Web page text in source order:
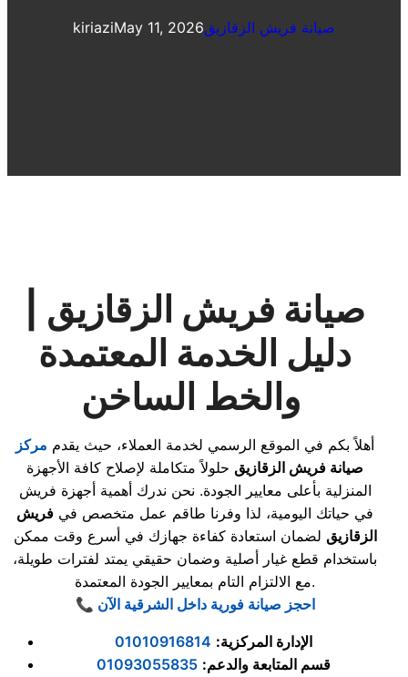
kiriaziMay 11, 2026صيانة فريش الزقازيق
صيانة فريش الزقازيق |
دليل الخدمة المعتمدة
أهلاً بكم في الموقع الرسمي لخدمة العملاء، حيث يقدم مركز
صيانة فريش الزقازيق حلولاً متكاملة لإصلاح كافة الأجهزة
المنزلية بأعلى معايير الجودة. نحن ندرك أهمية أجهزة فريش
في حياتك اليومية، لذا وفرنا طاقم عمل متخصص في فريش
الزقازيق لضمان استعادة كفاءة جهازك في أسرع وقت ممكن
باستخدام قطع غيار أصلية وضمان حقيقي يمتد لفترات طويلة،
مع الالتزام التام بمعايير الجودة المعتمدة.
📞 احجز صيانة فورية داخل الشرقية الآن
الإدارة المركزية:
01010916814
قسم المتابعة والدعم:
01093055835